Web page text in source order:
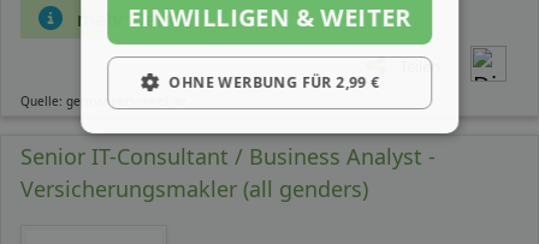
mehr Details
Teilen
Quelle: germanpersonnel.de
Senior IT-Consultant / Business Analyst -
Versicherungsmakler (all genders)
EINWILLIGEN & WEITER
OHNE WERBUNG FÜR 2,99 €